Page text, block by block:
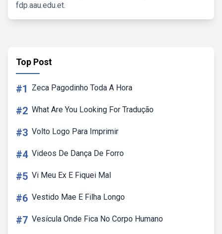
fdp.aau.edu.et.
Top Post
#1 Zeca Pagodinho Toda A Hora
#2 What Are You Looking For Tradução
#3 Volto Logo Para Imprimir
#4 Videos De Dança De Forro
#5 Vi Meu Ex E Fiquei Mal
#6 Vestido Mae E Filha Longo
#7 Vesícula Onde Fica No Corpo Humano